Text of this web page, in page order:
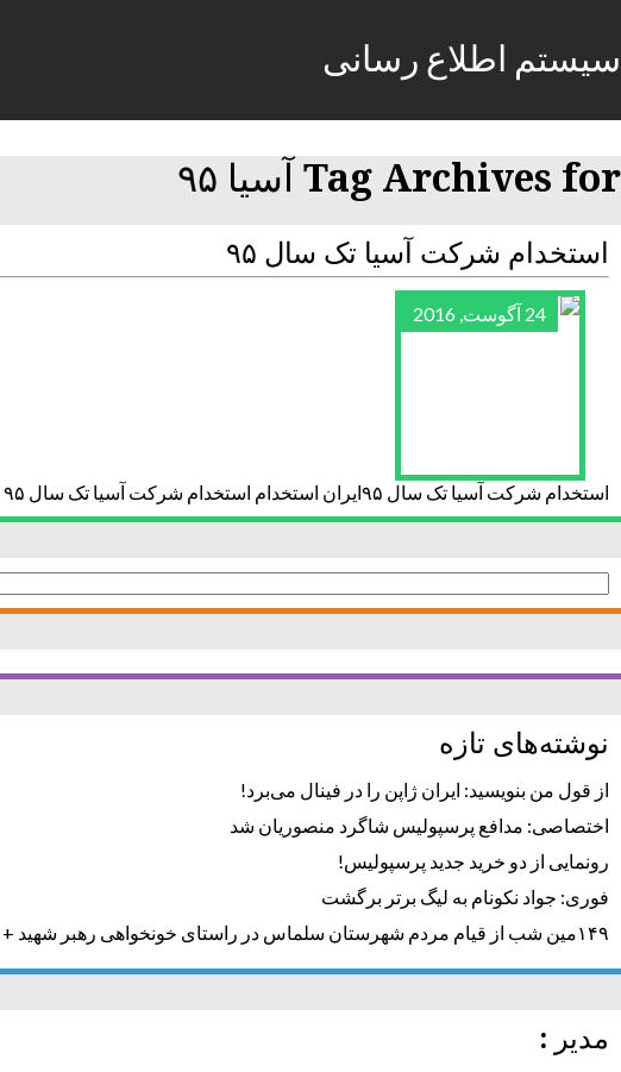
سیستم اطلاع رسانی
Tag Archives for آسیا ۹۵
استخدام شرکت آسیا تک سال ۹۵
24 آگوست, 2016
استخدام شرکت آسیا تک سال ۹۵ایران استخدام استخدام شرکت آسیا تک سال ۹۵ ایران استخداماستخدام شرکت آسیا تک سال ۹۵ ورزش و زندگی
جستجو
برای:
نوشته‌های تازه
از قول من بنویسید: ایران ژاپن را در فینال می‌برد!
اختصاصی: مدافع پرسپولیس شاگرد منصوریان شد
رونمایی از دو خرید جدید پرسپولیس!
فوری: جواد نکونام به لیگ برتر برگشت
۱۴۹مین شب از قیام مردم شهرستان سلماس در راستای خونخواهی رهبر شهید + تصاویر
مدیر :